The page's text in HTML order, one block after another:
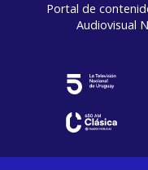
Portal de
Audiovisual